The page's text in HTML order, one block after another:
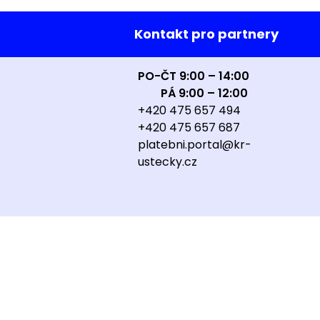
Kontakt pro partnery
PO-ČT 9:00 – 14:00
PÁ 9:00 – 12:00
+420 475 657 494
+420 475 657 687
platebni.portal@kr-
ustecky.cz